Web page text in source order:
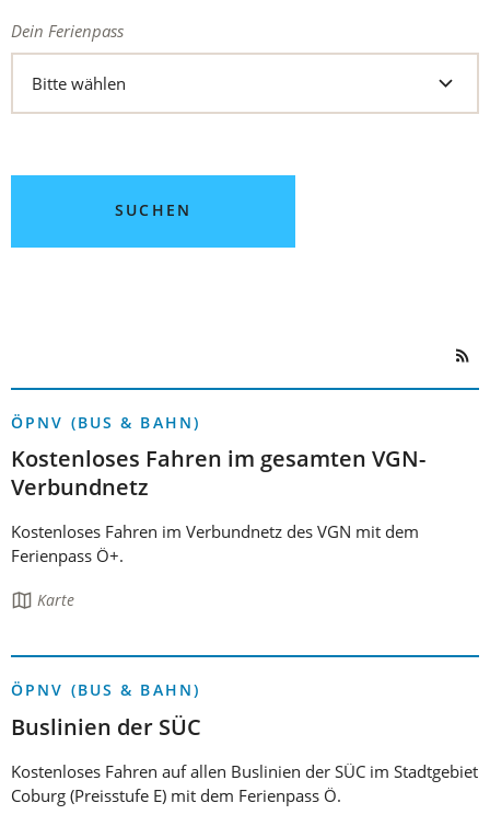
58
Treffer
Suchergebnis-
Filter
Suchergebnis-
Filter:
Dein
Ferienpass
Dein Ferienpass
SUCHEN
ÖPNV (BUS & BAHN)
Kostenloses Fahren im gesamten VGN-
Verbundnetz
Kostenloses Fahren im Verbundnetz des VGN mit dem
Ferienpass Ö+.
Die Karte
ÖPNV (BUS & BAHN)
Buslinien der SÜC
Kostenloses Fahren auf allen Buslinien der SÜC im Stadtgebiet
Coburg (Preisstufe E) mit dem Ferienpass Ö.